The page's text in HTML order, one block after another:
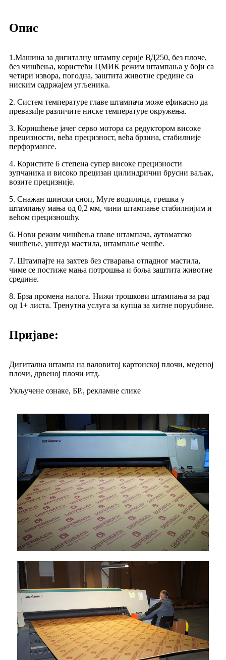
Опис
1.Машина за дигиталну штампу серије ВД250, без плоче,
без чишћења, користећи ЦМИК режим штампања у боји са
четири извора, погодна, заштита животне средине са
ниским садржајем угљеника.
2. Систем температуре главе штампача може ефикасно да
превазиђе различите ниске температуре окружења.
3. Коришћење јачег серво мотора са редуктором високе
прецизности, већа прецизност, већа брзина, стабилније
перформансе.
4. Користите 6 степена супер високе прецизности
зупчаника и високо прецизан цилиндрични брусни ваљак,
возите прецизније.
5. Снажан шински сноп, Муте водилица, грешка у
штампању мања од 0,2 мм, чини штампање стабилнијим и
већом прецизношћу.
6. Нови режим чишћења главе штампача, аутоматско
чишћење, уштеда мастила, штампање чешће.
7. Штампајте на захтев без стварања отпадног мастила,
чиме се постиже мања потрошња и боља заштита животне
средине.
8. Брза промена налога. Нижи трошкови штампања за рад
од 1+ листа. Тренутна услуга за купца за хитне поруџбине.
Пријаве:
Дигитална штампа на валовитој картонској плочи, меденој
плочи, дрвеној плочи итд.
Укључене ознаке, БР., рекламне слике